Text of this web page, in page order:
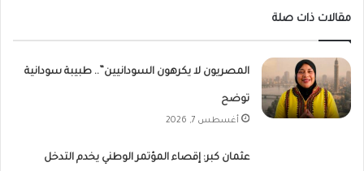
مقالات ذات صلة
المصريون لا يكرهون السودانيين”.. طبيبة سودانية
توضح
أغسطس 7, 2026
عثمان كبر: إقصاء المؤتمر الوطني يخدم التدخل